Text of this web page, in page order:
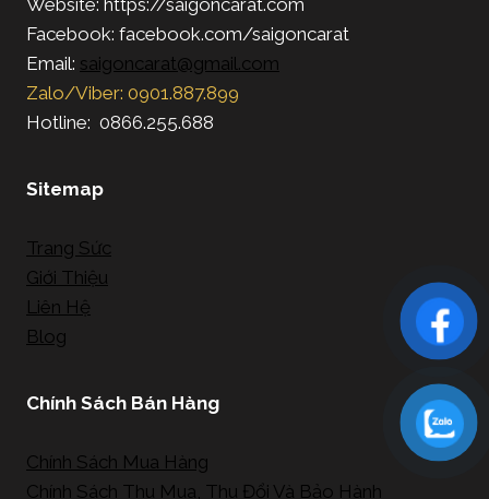
Facebook: facebook.com/saigoncarat
Email: saigoncarat@gmail.com
Zalo/Viber: 0901.887.899
Hotline: 0866.255.688
Sitemap
Trang Sức
Giới Thiệu
Liên Hệ
Blog
Chính Sách Bán Hàng
Chính Sách Mua Hàng
Chính Sách Thu Mua, Thu Đổi Và Bảo Hành